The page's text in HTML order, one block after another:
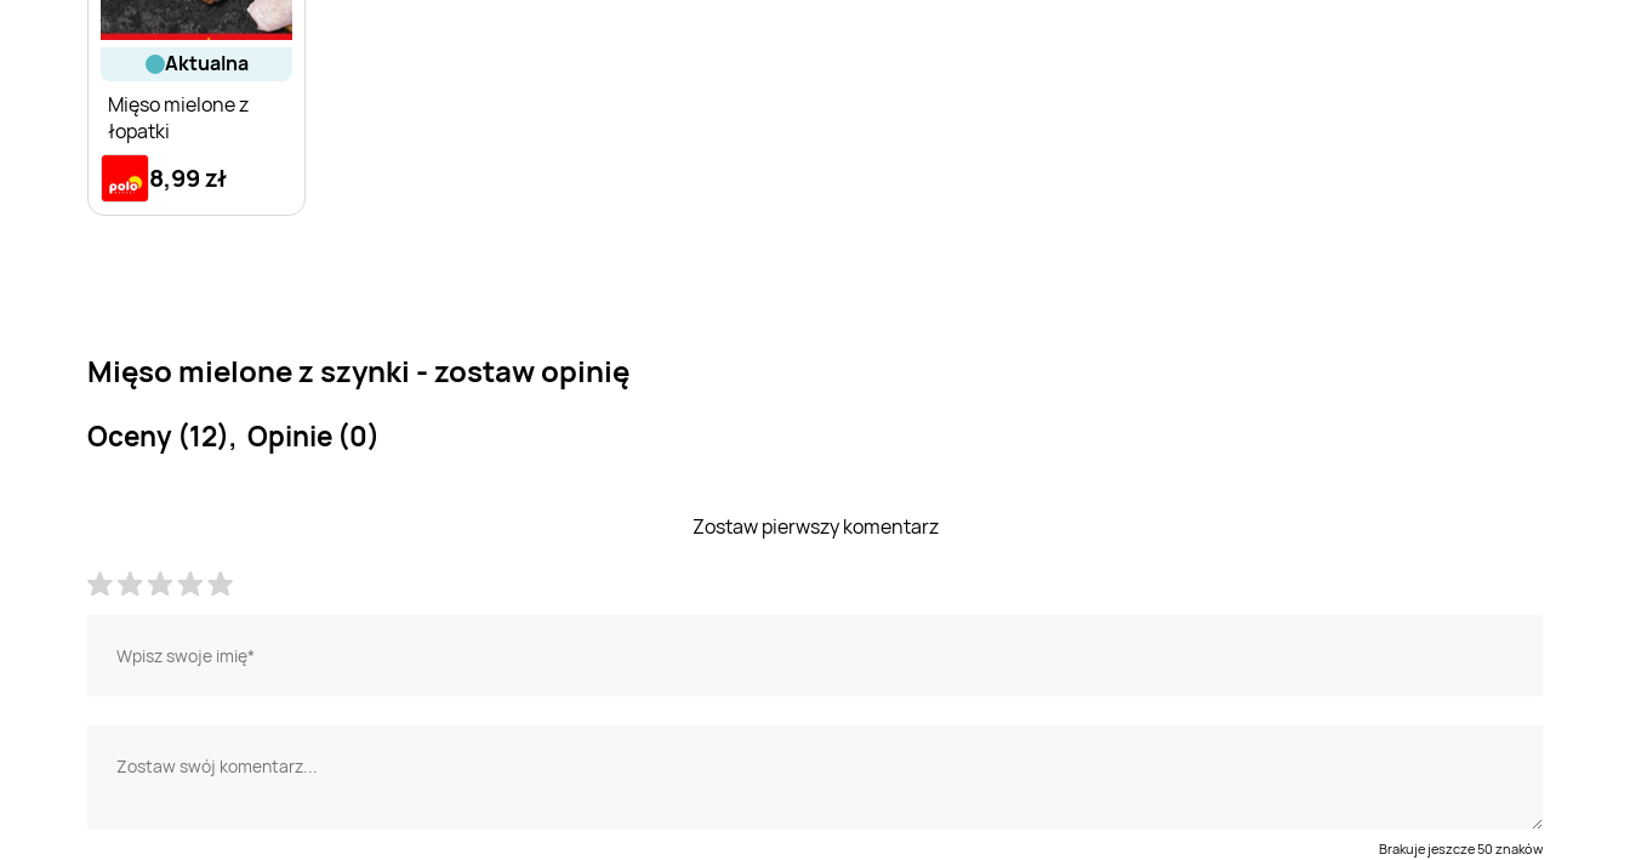
aktualna
Mięso mielone z
łopatki
8,99 zł
Mięso mielone z szynki - zostaw opinię
Oceny (12), Opinie (0)
Zostaw pierwszy komentarz
Brakuje jeszcze50 znaków